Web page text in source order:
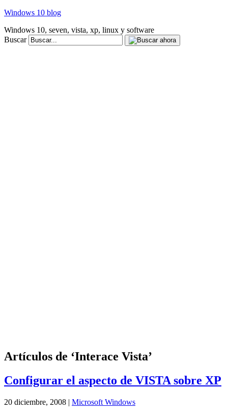
Windows 10 blog
Windows 10, seven, vista, xp, linux y software
Buscar
Artículos de ‘Interace Vista’
Configurar el aspecto de VISTA sobre XP
20 diciembre, 2008 | Microsoft Windows